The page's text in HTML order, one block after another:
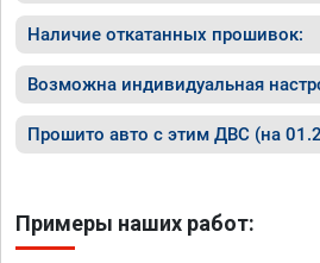
Наличие откатанных прошивок:
Возможна индивидуальная
Прошито авто с этим ДВС (на
Примеры наших работ: